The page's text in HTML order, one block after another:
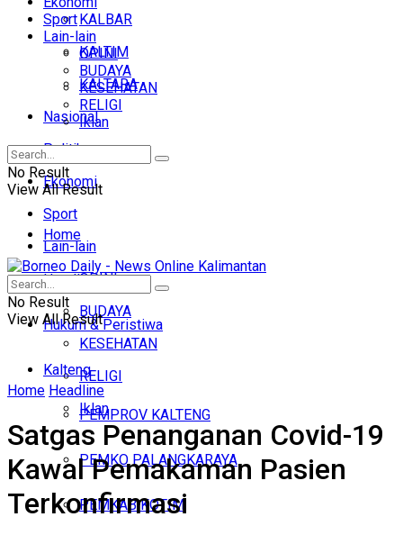
KALBAR
KALTIM
KALTARA
Nasional
Politik
Ekonomi
Sport
Lain-lain
OPINI
BUDAYA
KESEHATAN
RELIGI
Iklan
Kamis, Agustus 6, 2026
Sport
Lain-lain
OPINI
BUDAYA
KESEHATAN
RELIGI
Iklan
No Result
View All Result
Home
Headline
Hukum & Peristiwa
Kalteng
PEMPROV KALTENG
PEMKO PALANGKARAYA
PEMKAB KOTIM
No Result
View All Result
Home Headline
Satgas Penanganan Covid-19
Kawal Pemakaman Pasien
Terkonfirmasi